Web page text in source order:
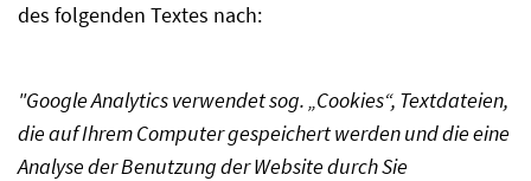
des folgenden Textes nach:
"Google Analytics verwendet sog. „Cookies“, Textdateien,
die auf Ihrem Computer gespeichert werden und die eine
Analyse der Benutzung der Website durch Sie